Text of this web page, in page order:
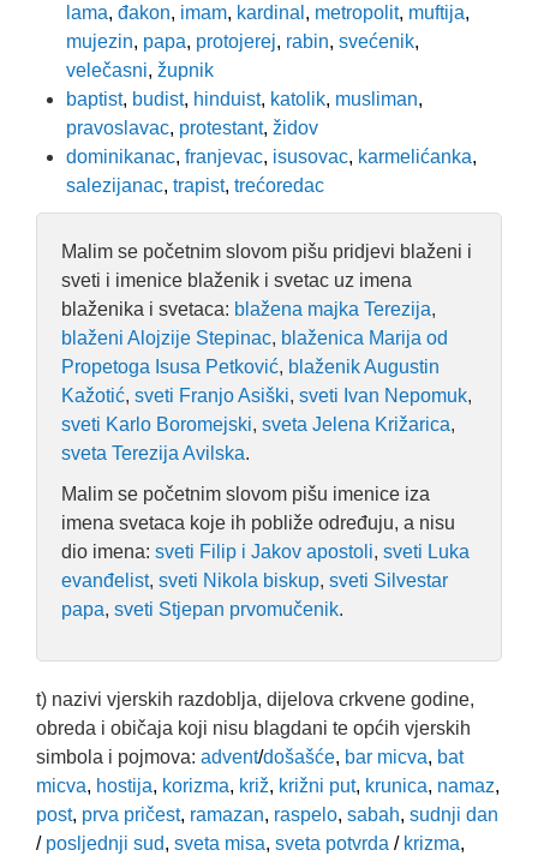
lama, đakon, imam, kardinal , metropolit, muftija,
mujezin, papa, protojerej, rabin, svećenik,
velečasni, župnik
baptist, budist, hinduist, katolik, musliman,
pravoslavac, protestant, židov
dominikanac, franjevac, isusovac, karmelićanka,
salezijanac, trapist, trećoredac
Malim se početnim slovom pišu pridjevi blaženi i
sveti i imenice blaženik i svetac uz imena
blaženika i svetaca: blažena majka Terezija,
blaženi Alojzije Stepinac, blaženica Marija od
Propetoga Isusa Petković, blaženik Augustin
Kažotić, sveti Franjo Asiški, sveti Ivan Nepomuk,
sveti Karlo Boromejski, sveta Jelena Križarica,
sveta Terezija Avilska.
Malim se početnim slovom pišu imenice iza
imena svetaca koje ih pobliže određuju, a nisu
dio imena: sveti Filip i Jakov apostoli, sveti Luka
evanđelist, sveti Nikola biskup, sveti Silvestar
papa, sveti Stjepan prvomučenik.
t) nazivi vjerskih razdoblja, dijelova crkvene godine,
obreda i običaja koji nisu blagdani te općih vjerskih
simbola i pojmova: advent/došašće, bar micva, bat
micva, hostija, korizma, križ, križni put, krunica, namaz,
post, prva pričest, ramazan, raspelo, sabah, sudnji dan
/posljednji sud, sveta misa, sveta potvrda /krizma,